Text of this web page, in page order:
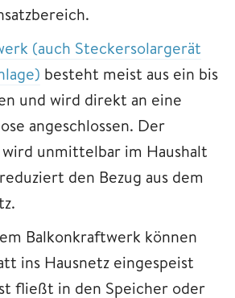
(auch Steckersolargerät
besteht meist aus ein bis
und wird direkt an eine
angeschlossen. Der
unmittelbar im Haushalt
den Bezug aus dem
Balkonkraftwerk können
ins Hausnetz eingespeist
fließt in den Speicher oder